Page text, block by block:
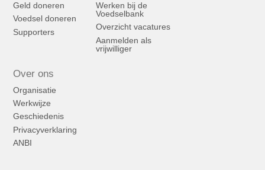
Geld doneren
Voedsel doneren
Supporters
Werken bij de
Voedselbank
Overzicht vacatures
Aanmelden als
vrijwilliger
Over ons
Organisatie
Werkwijze
Geschiedenis
Privacyverklaring
ANBI